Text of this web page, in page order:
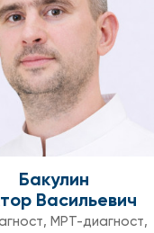
и вес,
обследовании
ниже, чем при
Бакулин
Васильевич
, МРТ-диагност,